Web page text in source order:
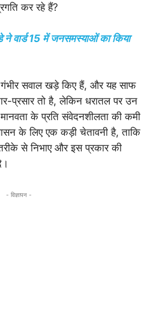
कर रहे हैं?
ने वार्ड 15 में जनसमस्याओं का किया
सवाल खड़े किए हैं, और यह साफ
प्रसार तो है, लेकिन धरातल पर उन
के प्रति संवेदनशीलता की कमी
के लिए एक कड़ी चेतावनी है, ताकि
से निभाए और इस प्रकार की
- विज्ञापन -